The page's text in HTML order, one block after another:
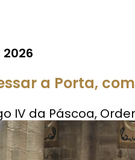
a Porta,
IV da Páscoa,